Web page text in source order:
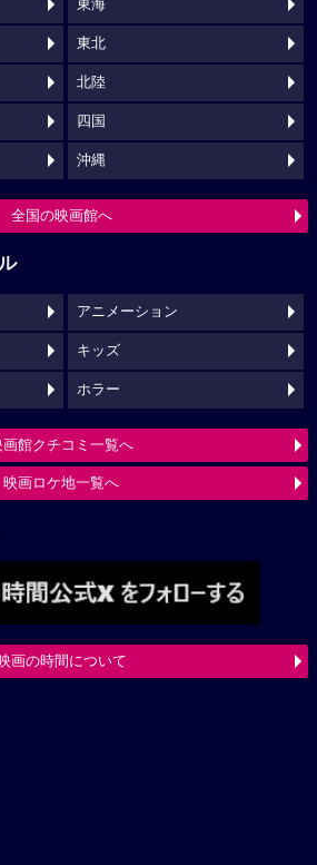
東海
東北
北陸
四国
沖縄
全国の映画館へ
アニメーション
キッズ
ホラー
画館クチコミ一覧へ
映画ロケ地一覧へ
画の時間について